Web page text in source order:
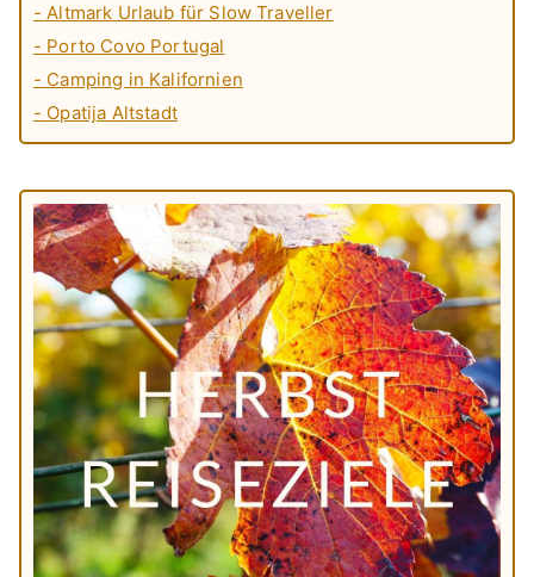
- Altmark Urlaub für Slow Traveller
- Porto Covo Portugal
- Camping in Kalifornien
- Opatija Altstadt